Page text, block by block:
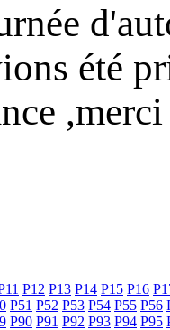
été
P12 P13 P14 P15 P16
P51 P52 P53 P54 P55 P56
P90 P91 P92 P93 P94 P95